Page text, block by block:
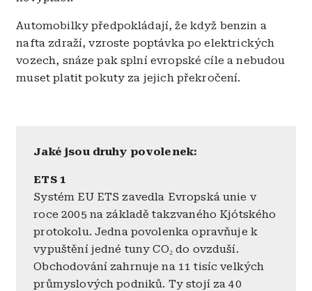
Automobilky předpokládají, že když benzin a
nafta zdraží, vzroste poptávka po elektrických
vozech, snáze pak splní evropské cíle a nebudou
muset platit pokuty za jejich překročení.
Jaké jsou druhy povolenek:
ETS 1
Systém EU ETS zavedla Evropská unie v
roce 2005 na základě takzvaného Kjótského
protokolu. Jedna povolenka opravňuje k
vypuštění jedné tuny CO₂ do ovzduší.
Obchodování zahrnuje na 11 tisíc velkých
průmyslových podniků. Ty stojí za 40